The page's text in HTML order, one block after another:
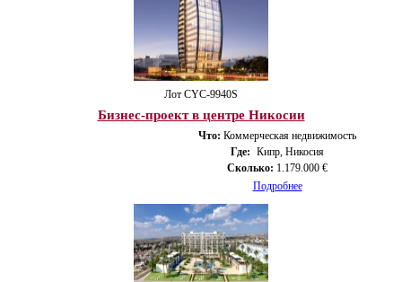
Лот CYС-9940S
Бизнес-проект в центре Никосии
Что: Коммерческая недвижимость
Где: Кипр, Никосия
Сколько: 1.179.000 €
Подробнее